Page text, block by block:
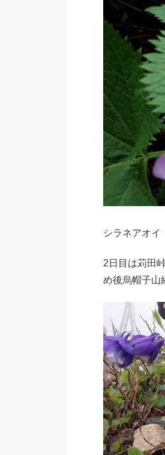
シラネアオイ
2日目は苅田
め後烏帽子山